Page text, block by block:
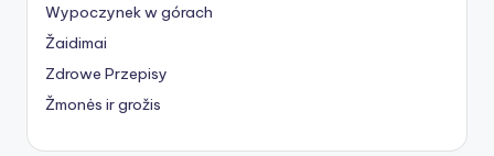
Wypoczynek w górach
Žaidimai
Zdrowe Przepisy
Žmonės ir grožis